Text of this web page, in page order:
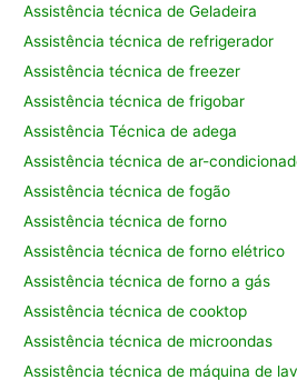
Assistência técnica de Geladeira
Assistência técnica de refrigerador
Assistência técnica de freezer
Assistência técnica de frigobar
Assistência Técnica de adega
Assistência técnica de ar-
Assistência técnica de fogão
Assistência técnica de forno
Assistência técnica de forno elétrico
Assistência técnica de forno a gás
Assistência técnica de cooktop
Assistência técnica de microondas
Assistência técnica de máquina de